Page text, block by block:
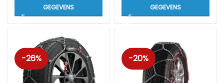
GEGEVENS GEGEVENS
-26% -20%